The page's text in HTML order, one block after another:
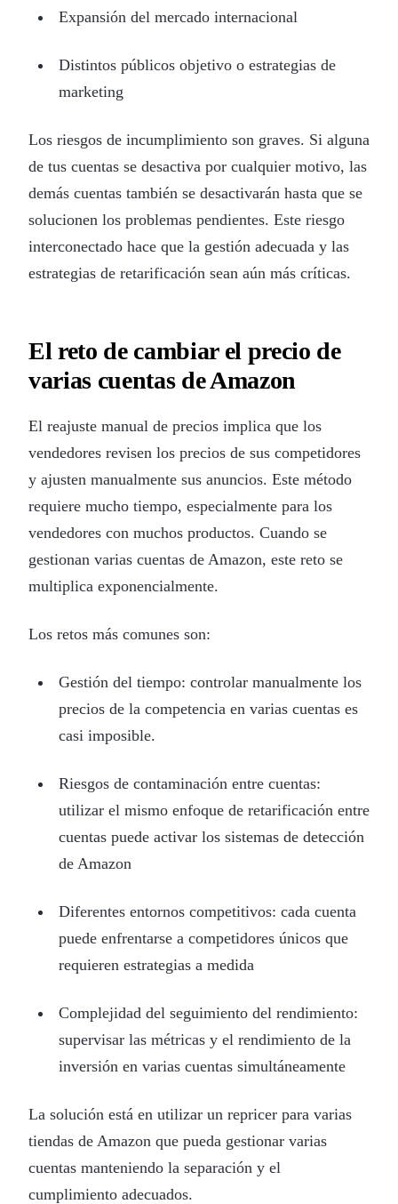
Expansión del mercado internacional
Distintos públicos objetivo o estrategias de
marketing
Los riesgos de incumplimiento son graves. Si alguna
de tus cuentas se desactiva por cualquier motivo, las
demás cuentas también se desactivarán hasta que se
solucionen los problemas pendientes. Este riesgo
interconectado hace que la gestión adecuada y las
estrategias de retarificación sean aún más críticas.
El reto de cambiar el precio de
varias cuentas de Amazon
El reajuste manual de precios implica que los
vendedores revisen los precios de sus competidores
y ajusten manualmente sus anuncios. Este método
requiere mucho tiempo, especialmente para los
vendedores con muchos productos. Cuando se
gestionan varias cuentas de Amazon, este reto se
multiplica exponencialmente.
Los retos más comunes son:
Gestión del tiempo: controlar manualmente los
precios de la competencia en varias cuentas es
casi imposible.
Riesgos de contaminación entre cuentas:
utilizar el mismo enfoque de retarificación entre
cuentas puede activar los sistemas de detección
de Amazon
Diferentes entornos competitivos: cada cuenta
puede enfrentarse a competidores únicos que
requieren estrategias a medida
Complejidad del seguimiento del rendimiento:
supervisar las métricas y el rendimiento de la
inversión en varias cuentas simultáneamente
La solución está en utilizar un repricer para varias
tiendas de Amazon que pueda gestionar varias
cuentas manteniendo la separación y el
cumplimiento adecuados.